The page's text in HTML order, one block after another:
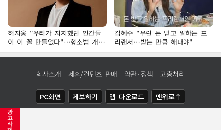
광
고
삭
허지웅 "우리가 지지했던 인간들
이 이 꼴 만들었다"…형소법 개정
에 격한 반응
김혜수 "우린 돈 받고 일하는 프
리랜서…받는 만큼 해내야"
회사소개 제휴/컨텐츠 판매 약관·정책 고충처리
PC화면 제보하기 앱 다운로드 맨위로↑